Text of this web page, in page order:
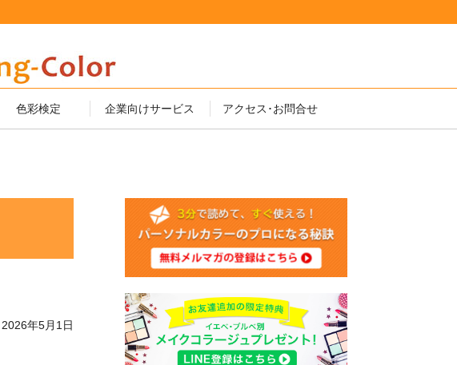
色彩検定 企業向けサービス アクセス･お問合せ
2026年5月1日